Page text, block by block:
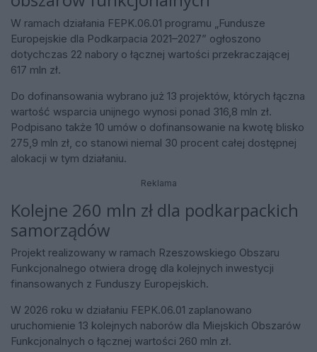
W ramach działania FEPK.06.01 programu „Fundusze
Europejskie dla Podkarpacia 2021–2027” ogłoszono
dotychczas 22 nabory o łącznej wartości przekraczającej
617 mln zł.
Do dofinansowania wybrano już 13 projektów, których łączna
wartość wsparcia unijnego wynosi ponad 316,8 mln zł.
Podpisano także 10 umów o dofinansowanie na kwotę blisko
275,9 mln zł, co stanowi niemal 30 procent całej dostępnej
alokacji w tym działaniu.
Reklama
Kolejne 260 mln zł dla podkarpackich
samorządów
Projekt realizowany w ramach Rzeszowskiego Obszaru
Funkcjonalnego otwiera drogę dla kolejnych inwestycji
finansowanych z Funduszy Europejskich.
W 2026 roku w działaniu FEPK.06.01 zaplanowano
uruchomienie 13 kolejnych naborów dla Miejskich Obszarów
Funkcjonalnych o łącznej wartości 260 mln zł.